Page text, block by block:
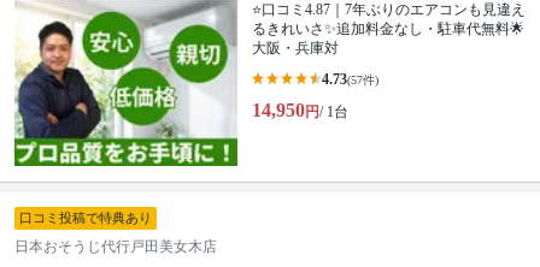
⭐口コミ4.87｜7年ぶりのエアコンも見違え
るきれいさ✨追加料金なし・駐車代無料🌟
大阪・兵庫対
4.73(57件)
14,950円/ 1台
口コミ投稿で特典あり
日本おそうじ代行戸田美女木店